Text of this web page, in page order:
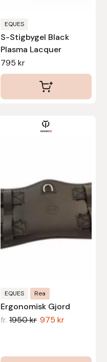
EQUES
S-Stigbygel Black
Plasma Lacquer
795 kr
EQUES Rea
Ergonomisk Gjord
fr. 1950kr 975 kr
varianter.
De
olika
alternativen
kan
produktsidan